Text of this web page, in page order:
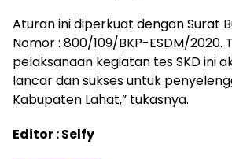
Aturan ini diperkuat dengan Surat
Nomor : 800/109/BKP-ESDM/2020.
pelaksanaan kegiatan tes SKD ini
lancar dan sukses untuk
Kabupaten Lahat,” tukasnya.
Editor : Selfy